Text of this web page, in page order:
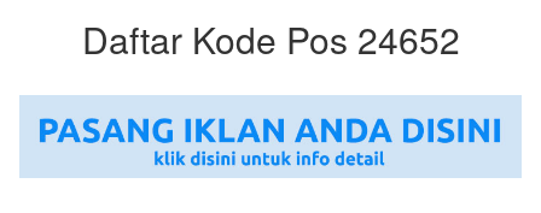
Daftar Kode Pos 24652